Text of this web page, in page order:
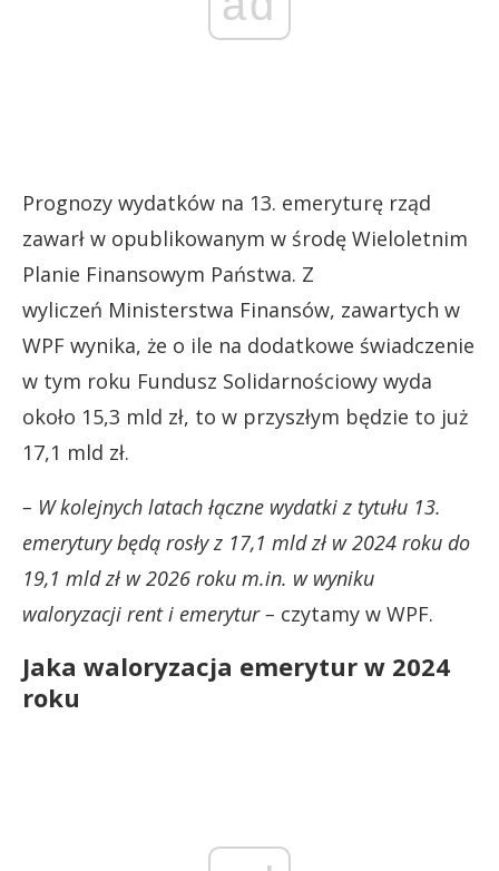
Prognozy wydatków na 13. emeryturę rząd
zawarł w opublikowanym w środę Wieloletnim
Planie Finansowym Państwa. Z
wyliczeń Ministerstwa Finansów, zawartych w
WPF wynika, że o ile na dodatkowe świadczenie
w tym roku Fundusz Solidarnościowy wyda
około 15,3 mld zł, to w przyszłym będzie to już
17,1 mld zł.
– W kolejnych latach łączne wydatki z tytułu 13.
emerytury będą rosły z 17,1 mld zł w 2024 roku do
19,1 mld zł w 2026 roku m.in. w wyniku
waloryzacji rent i emerytur – czytamy w WPF.
Jaka waloryzacja emerytur w 2024
roku